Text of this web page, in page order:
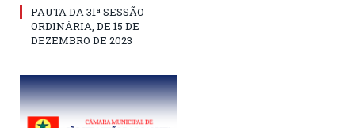
PAUTA DA 31ª SESSÃO
ORDINÁRIA, DE 15 DE
DEZEMBRO DE 2023